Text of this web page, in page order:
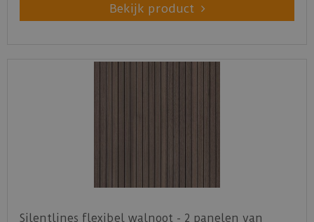
Bekijk product
Silentlines flexibel walnoot - 2 panelen van